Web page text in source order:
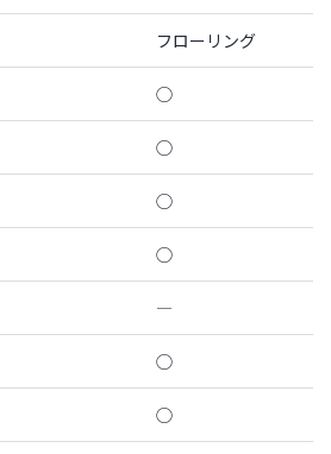
フローリング
◯
◯
◯
◯
―
◯
◯